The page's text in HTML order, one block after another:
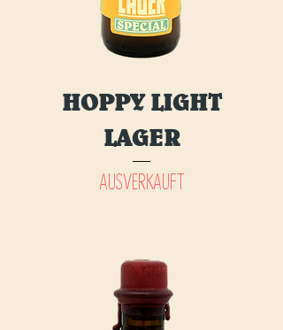
HOPPY LIGHT
LAGER
AUSVERKAUFT